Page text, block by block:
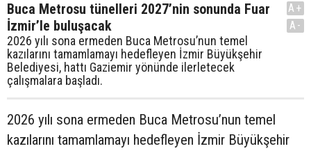
Buca Metrosu tünelleri 2027’nin sonunda Fuar
İzmir’le buluşacak
2026 yılı sona ermeden Buca Metrosu’nun temel
kazılarını tamamlamayı hedefleyen İzmir Büyükşehir
Belediyesi, hattı Gaziemir yönünde ilerletecek
çalışmalara başladı.
A+
A-
2026 yılı sona ermeden Buca Metrosu’nun temel
kazılarını tamamlamayı hedefleyen İzmir Büyükşehir